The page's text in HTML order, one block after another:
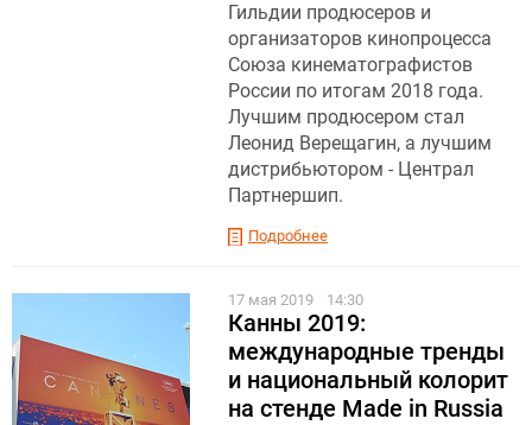
Гильдии продюсеров и
организаторов кинопроцесса
Союза кинематографистов
России по итогам 2018 года.
Лучшим продюсером стал
Леонид Верещагин, а лучшим
дистрибьютором - Централ
Партнершип.
Подробнее
17 мая 2019 14:30
Канны 2019:
международные тренды
и национальный колорит
на стенде Made in Russia